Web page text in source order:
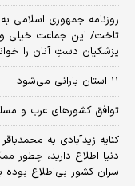
روزنامه جمهوری اسلامی
تاخت/ این جماعت خیلی
پزشکیان دستِ آنان را
۱۱ استان بارانی می‌شود
توافق کشورهای عرب و
کنایه زیدآبادی به
دنیا اطلاع دارید، چطور
سران کشور بی‌اطلاع بوده